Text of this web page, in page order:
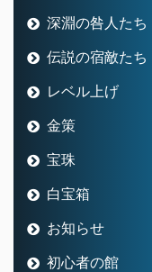
深淵の咎人たち
伝説の宿敵たち
レベル上げ
金策
宝珠
白宝箱
お知らせ
初心者の館